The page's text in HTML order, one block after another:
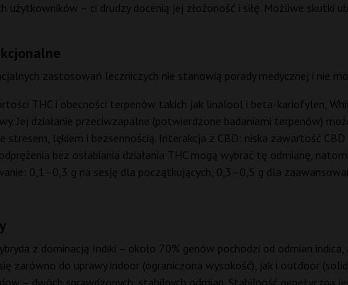
użytkowników – ci drudzy docenią jej złożoność i siłę. Możliwe skutki
zastosowań leczniczych nie stanowią porady medycznej i nie
THC i obecności terpenów takich jak linalool i beta-kariofylen,
Jej działanie przeciwzapalne (potwierdzone badaniami terpenów)
stresem, lękiem i bezsennością. Interakcja z CBD: niska zawartość
bez osłabiania działania THC mogą wybrać tę odmianę,
0,1–0,3 g na sesję dla początkujących, 0,3–0,5 g dla
z dominacją Indiki – około 70% genów pochodzi od odmian
zarówno do uprawy indoor (ograniczona wysokość), jak i outdoor